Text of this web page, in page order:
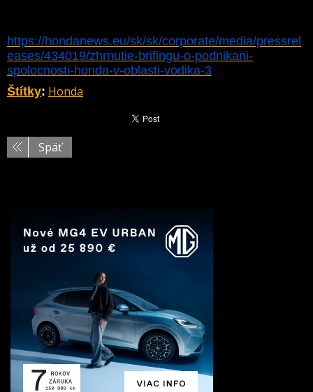
https://hondanews.eu/sk/sk/corporate/media/pressrel
eases/434019/zhrnutie-brifingu-o-podnikani-
spolocnosti-honda-v-oblasti-vodika-3
Štítky: Honda
Späť